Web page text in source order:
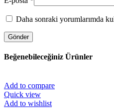
Daha sonraki yorumlarımda
Beğenebileceğiniz Ürünler
Add to compare
Quick view
Add to wishlist